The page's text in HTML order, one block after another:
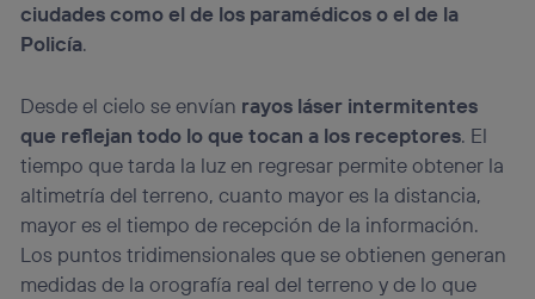
ciudades como el de los paramédicos o el de la
Policía.
Desde el cielo se envían rayos láser intermitentes
que reflejan todo lo que tocan a los receptores. El
tiempo que tarda la luz en regresar permite obtener la
altimetría del terreno, cuanto mayor es la distancia,
mayor es el tiempo de recepción de la información.
Los puntos tridimensionales que se obtienen generan
medidas de la orografía real del terreno y de lo que